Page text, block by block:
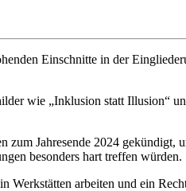
Einschnitte in der
wie „Inklusion statt Illusion“
Jahresende 2024 gekündigt,
besonders hart treffen würden.
arbeiten und ein